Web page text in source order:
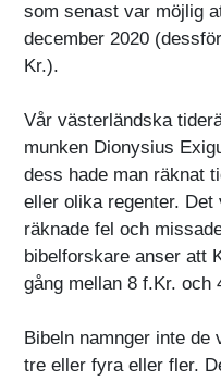
som senast var möjlig
december 2020
Kr.).
Vår västerländska
munken Dionysius
dess hade man räknat
eller olika regenter.
räknade fel och
bibelforskare anser att
gång mellan 8 f.Kr. och
Bibeln namnger inte de
tre eller fyra eller fler.